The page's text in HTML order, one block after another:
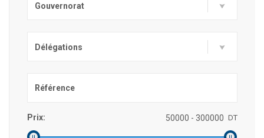
Gouvernorat
Délégations
Prix: DT